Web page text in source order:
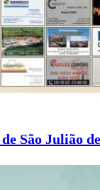
São Julião